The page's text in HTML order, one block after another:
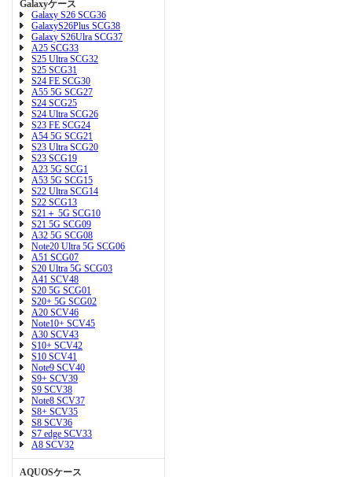
Galaxyケース
Galaxy S26 SCG36
GalaxyS26Plus SCG38
Galaxy S26Ulra SCG37
A25 SCG33
S25 Ultra SCG32
S25 SCG31
S24 FE SCG30
A55 5G SCG27
S24 SCG25
S24 Ultra SCG26
S23 FE SCG24
A54 5G SCG21
S23 Ultra SCG20
S23 SCG19
A23 5G SCG1
A53 5G SCG15
S22 Ultra SCG14
S22 SCG13
S21＋ 5G SCG10
S21 5G SCG09
A32 5G SCG08
Note20 Ultra 5G SCG06
A51 SCG07
S20 Ultra 5G SCG03
A41 SCV48
S20 5G SCG01
S20+ 5G SCG02
A20 SCV46
Note10+ SCV45
A30 SCV43
S10+ SCV42
S10 SCV41
Note9 SCV40
S9+ SCV39
S9 SCV38
Note8 SCV37
S8+ SCV35
S8 SCV36
S7 edge SCV33
A8 SCV32
AQUOSケース